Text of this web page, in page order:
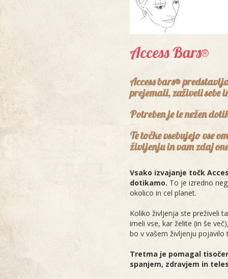
Access Bars®
Access bars®
prejemali, zaživeli sebe
Potreben je le nežen
Te točke vsebujejo vse
življenju in vam zdaj
Vsako izvajanje točk
dotikamo. To je izredno
okolico in cel planet.
Koliko življenja ste preživeli
imeli vse, kar želite (in še
bo v vašem življenju pojavilo
Tretma je pomagal
spanjem, zdravjem in